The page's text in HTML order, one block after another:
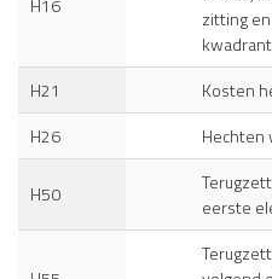
H16
zitting
kwadrant
H21 Kosten
H26 Hechten
H50
eerste